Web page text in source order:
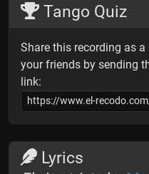
Tango Quiz
Share this recording as a
your friends by sending
link:
Lyrics